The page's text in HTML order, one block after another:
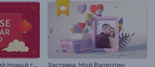
П
ромо на китайский Новый год Заставка: Мой Валентин